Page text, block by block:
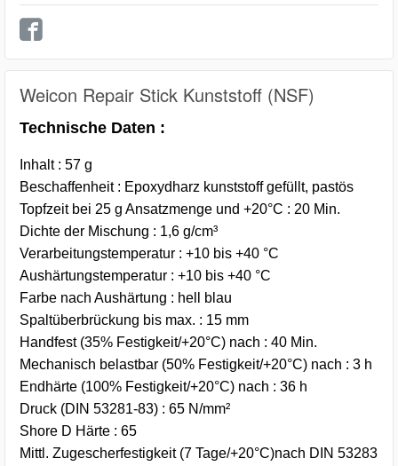
Weicon Repair Stick Kunststoff (NSF)
Technische Daten :
Inhalt : 57 g
Beschaffenheit : Epoxydharz kunststoff gefüllt, pastös
Topfzeit bei 25 g Ansatzmenge und +20°C : 20 Min.
Dichte der Mischung : 1,6 g/cm³
Verarbeitungstemperatur : +10 bis +40 °C
Aushärtungstemperatur : +10 bis +40 °C
Farbe nach Aushärtung : hell blau
Spaltüberbrückung bis max. : 15 mm
Handfest (35% Festigkeit/+20°C) nach : 40 Min.
Mechanisch belastbar (50% Festigkeit/+20°C) nach : 3 h
Endhärte (100% Festigkeit/+20°C) nach : 36 h
Druck (DIN 53281-83) : 65 N/mm²
Shore D Härte : 65
Mittl. Zugescherfestigkeit (7 Tage/+20°C)nach DIN 53283